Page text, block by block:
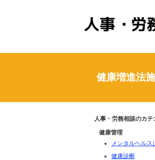
健康増進法
人事・労務相談Q&A
人事・労務相談のカテ
健康管理
メンタルヘルス
健康診断